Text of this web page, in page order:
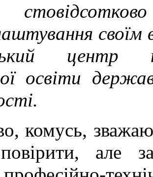
своїм
центр
освіти
комусь,
але